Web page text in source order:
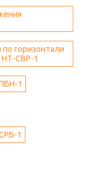
горизонтали
НТ-СВР-1
1
1